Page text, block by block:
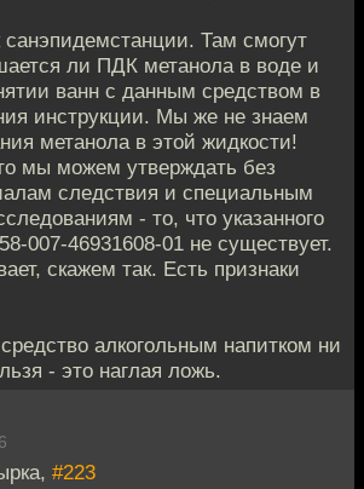
санэпидемстанции. Там смогут
ли ПДК метанола в воде и
ванн с данным средством в
инструкции. Мы же не знаем
метанола в этой жидкости!
мы можем утверждать без
следствия и специальным
- то, что указанного
007-46931608-01 не существует.
скажем так. Есть признаки
алкогольным напитком ни
- это наглая ложь.
#223